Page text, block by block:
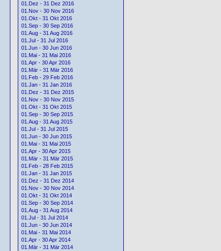
01.Dez - 31 Dez 2016
01.Nov - 30 Nov 2016
01.Okt - 31 Okt 2016
01.Sep - 30 Sep 2016
01.Aug - 31 Aug 2016
01.Jul - 31 Jul 2016
01.Jun - 30 Jun 2016
01.Mai - 31 Mai 2016
01.Apr - 30 Apr 2016
01.Mär - 31 Mär 2016
01.Feb - 29 Feb 2016
01.Jan - 31 Jan 2016
01.Dez - 31 Dez 2015
01.Nov - 30 Nov 2015
01.Okt - 31 Okt 2015
01.Sep - 30 Sep 2015
01.Aug - 31 Aug 2015
01.Jul - 31 Jul 2015
01.Jun - 30 Jun 2015
01.Mai - 31 Mai 2015
01.Apr - 30 Apr 2015
01.Mär - 31 Mär 2015
01.Feb - 28 Feb 2015
01.Jan - 31 Jan 2015
01.Dez - 31 Dez 2014
01.Nov - 30 Nov 2014
01.Okt - 31 Okt 2014
01.Sep - 30 Sep 2014
01.Aug - 31 Aug 2014
01.Jul - 31 Jul 2014
01.Jun - 30 Jun 2014
01.Mai - 31 Mai 2014
01.Apr - 30 Apr 2014
01.Mär - 31 Mär 2014